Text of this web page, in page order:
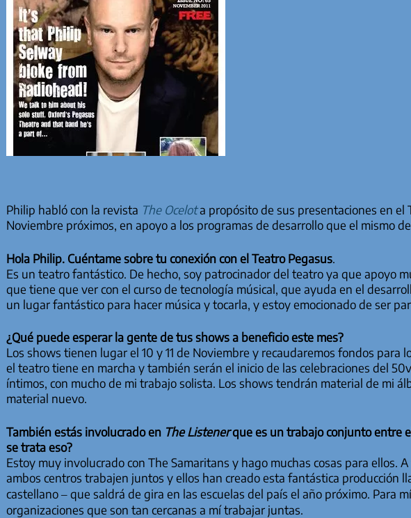
Philip habló con la revista The Ocelota propósito de sus presentaciones en el
Noviembre próximos, en apoyo a los programas de desarrollo que el mismo
Hola Philip. Cuéntame sobre tu conexión con el Teatro Pegasus.
Es un teatro fantástico. De hecho, soy patrocinador del teatro ya que apoyo
que tiene que ver con el curso de tecnología músical, que ayuda en el
un lugar fantástico para hacer música y tocarla, y estoy emocionado de ser
¿Qué puede esperar la gente de tus shows a beneficio este mes?
Los shows tienen lugar el 10 y 11 de Noviembre y recaudaremos fondos para
el teatro tiene en marcha y también serán el inicio de las celebraciones del
íntimos, con mucho de mi trabajo solista. Los shows tendrán material de mi
material nuevo.
También estás involucrado en The Listenerque es un trabajo conjunto entre
se trata eso?
Estoy muy involucrado con The Samaritans y hago muchas cosas para ellos.
ambos centros trabajen juntos y ellos han creado esta fantástica producción
castellano – que saldrá de gira en las escuelas del país el año próximo. Para
organizaciones que son tan cercanas a mí trabajar juntas.